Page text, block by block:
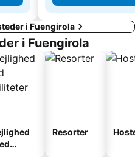
i Fuengirola
i Fuengirola
Resorter